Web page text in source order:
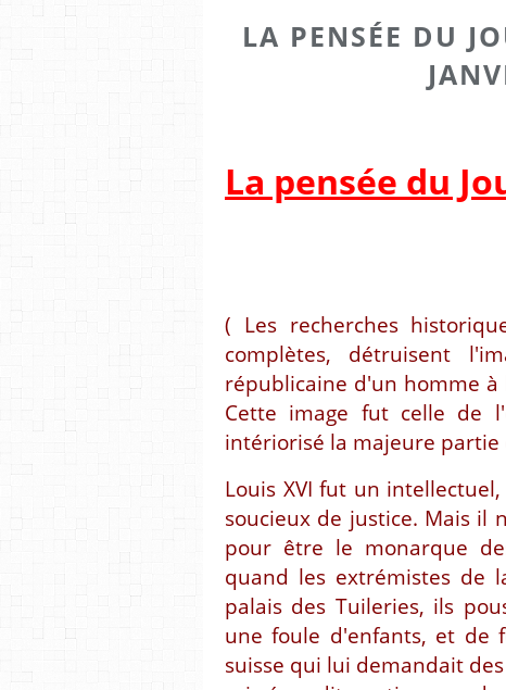
LA PENSÉE DU
La pensée du
( Les recherches
complètes, détruisent
républicaine d'un homme
Cette image fut celle de
intériorisé la majeure
Louis XVI fut un
soucieux de justice. Mais il
pour être le monarque
quand les extrémistes de
palais des Tuileries, ils
une foule d'enfants, et de
suisse qui lui demandait